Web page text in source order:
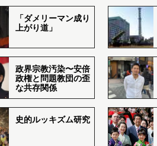
「ダメリーマン成り
上がり道」
政界宗教汚染〜安倍
政権と問題教団の歪
な共存関係
史的ルッキズム研究